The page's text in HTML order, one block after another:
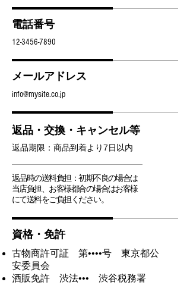
電話番号
12-3456-7890
メールアドレス
info@mysite.co.jp
返品・交換・キャンセル等
返品期限：商品到着より7日以内
返品時の送料負担：初期不良の場合は
当店負担、お客様都合の場合はお客様
にて送料をご負担ください。
資格・免許
古物商許可証 第••••号 東京都公
安委員会
酒販免許 渋法••• 渋谷税務署